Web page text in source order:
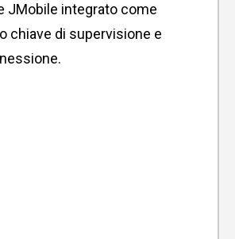
JMobile integrato come
chiave di supervisione e